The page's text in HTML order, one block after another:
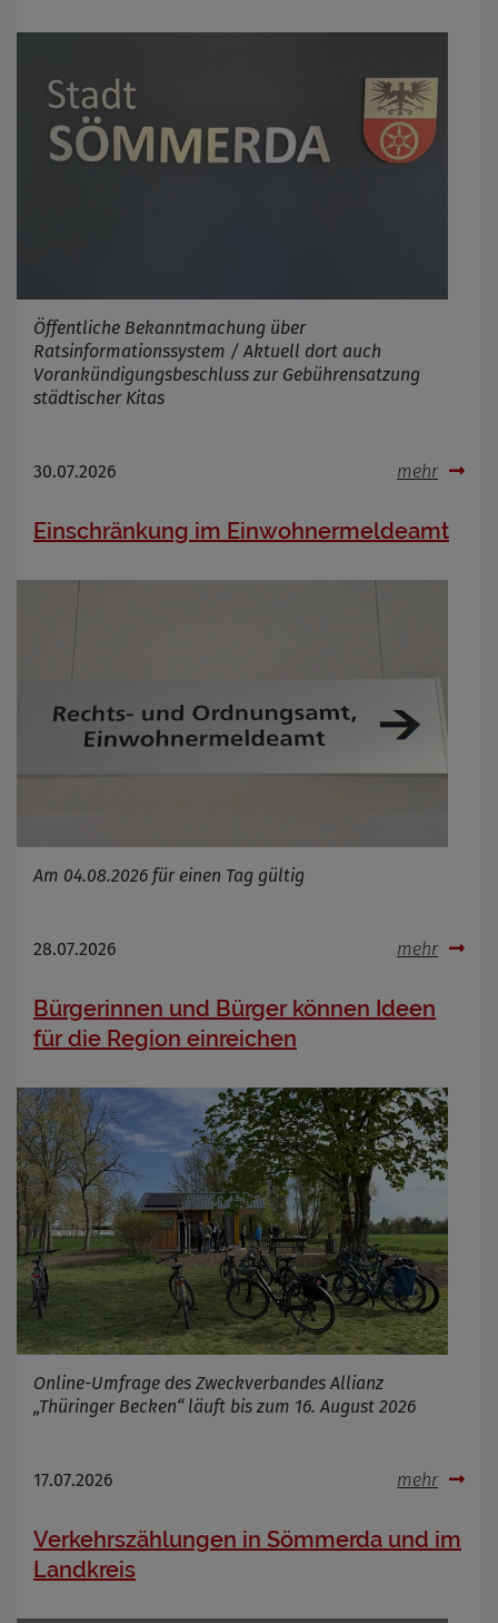
Öffentliche Bekanntmachung über
Ratsinformationssystem / Aktuell dort auch
Vorankündigungsbeschluss zur Gebührensatzung
städtischer Kitas
30.07.2026 mehr
Einschränkung im Einwohnermeldeamt
Am 04.08.2026 für einen Tag gültig
28.07.2026 mehr
Bürgerinnen und Bürger können Ideen
für die Region einreichen
Online-Umfrage des Zweckverbandes Allianz
„Thüringer Becken“ läuft bis zum 16. August 2026
17.07.2026 mehr
Verkehrszählungen in Sömmerda und im
Landkreis